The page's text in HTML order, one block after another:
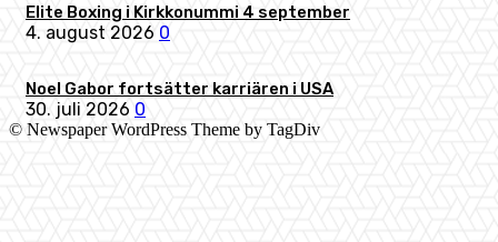
Elite Boxing i Kirkkonummi 4 september
4. august 2026 0
Noel Gabor fortsätter karriären i USA
30. juli 2026 0
© Newspaper WordPress Theme by TagDiv